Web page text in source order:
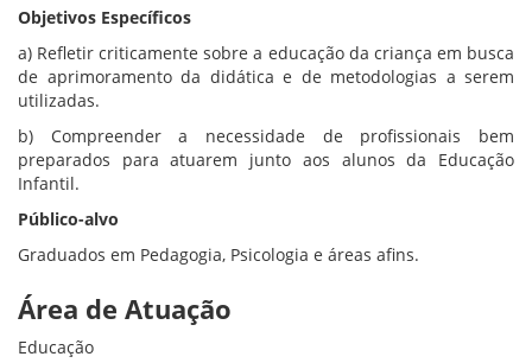
Objetivos Específicos
a) Refletir criticamente sobre a educação da criança em busca
de aprimoramento da didática e de metodologias a serem
utilizadas.
b) Compreender a necessidade de profissionais bem
preparados para atuarem junto aos alunos da Educação
Infantil.
Público-alvo
Graduados em Pedagogia, Psicologia e áreas afins.
Área de Atuação
Educação